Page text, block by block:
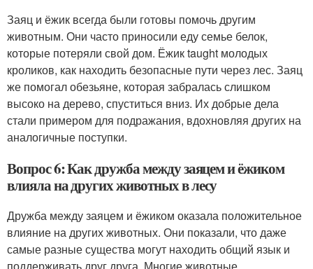
Заяц и ёжик всегда были готовы помочь другим
животным. Они часто приносили еду семье белок,
которые потеряли свой дом. Ёжик taught молодых
кроликов, как находить безопасные пути через лес. Заяц
же помогал обезьяне, которая забралась слишком
высоко на дерево, спуститься вниз. Их добрые дела
стали примером для подражания, вдохновляя других на
аналогичные поступки.
Вопрос 6: Как дружба между заяцем и ёжиком
влияла на других животных в лесу
Дружба между заяцем и ёжиком оказала положительное
влияние на других животных. Они показали, что даже
самые разные существа могут находить общий язык и